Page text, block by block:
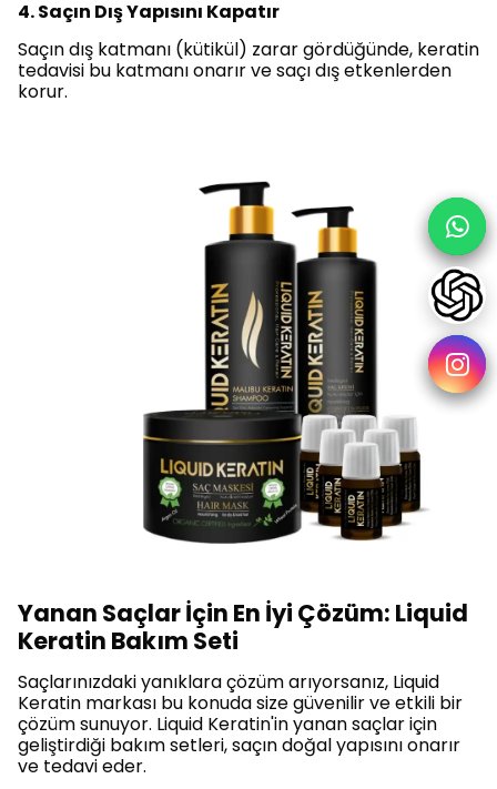
4. Saçın Dış Yapısını Kapatır
Saçın dış katmanı (kütikül) zarar gördüğünde, keratin
tedavisi bu katmanı onarır ve saçı dış etkenlerden
korur.
Yanan Saçlar İçin En İyi Çözüm: Liquid
Keratin Bakım Seti
Saçlarınızdaki yanıklara çözüm arıyorsanız, Liquid
Keratin markası bu konuda size güvenilir ve etkili bir
çözüm sunuyor. Liquid Keratin'in yanan saçlar için
geliştirdiği bakım setleri, saçın doğal yapısını onarır
ve tedavi eder.